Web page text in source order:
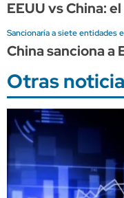
EEUU vs China:
Sancionaría a siete entidades
China sanciona
Otras